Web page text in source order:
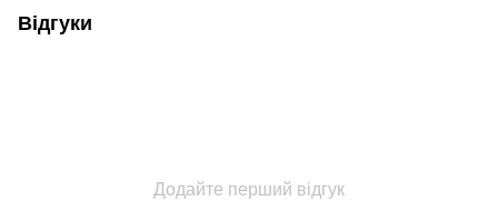
Відгуки
Додайте перший відгук